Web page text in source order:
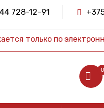
728-12-91
только по
0